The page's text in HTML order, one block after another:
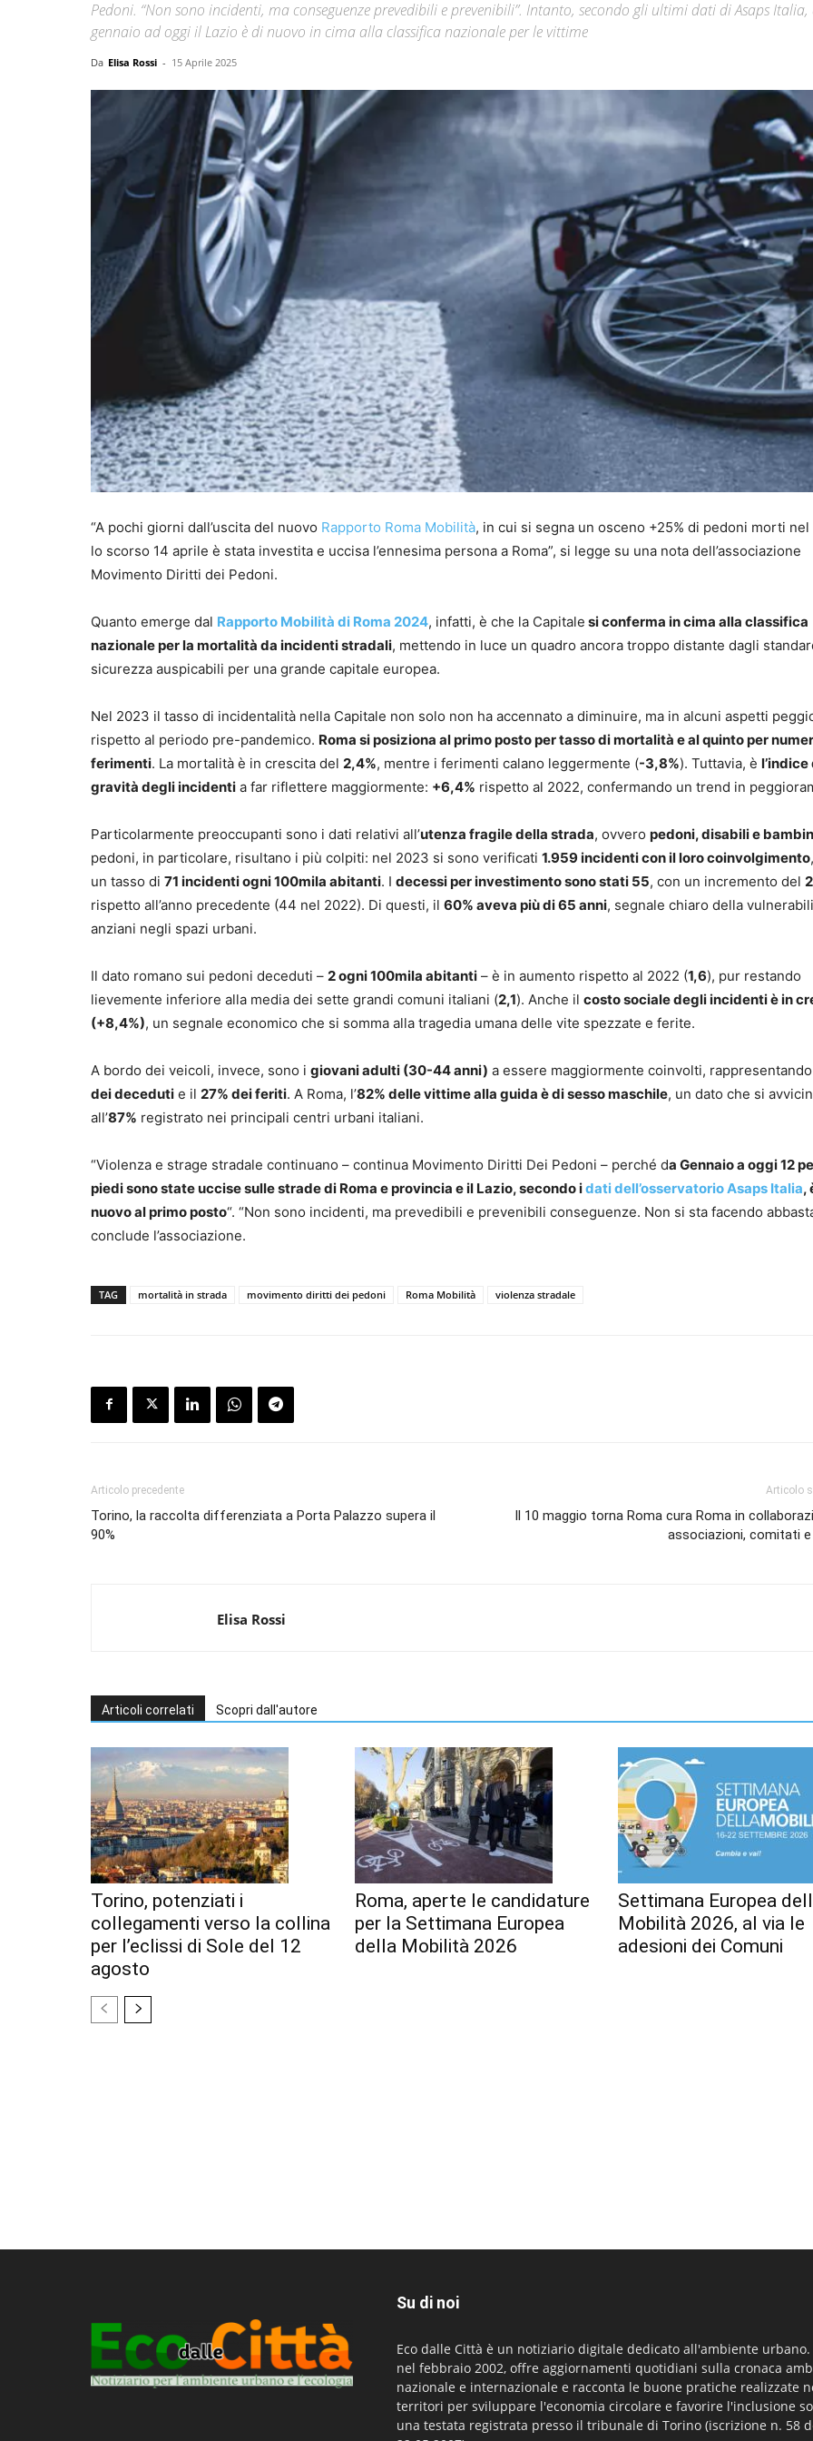
Pedoni. “Non sono incidenti, ma conseguenze prevedibili e prevenibili”. Intanto, secondo gli ultimi dati di Asaps Italia,
gennaio ad oggi il Lazio è di nuovo in cima alla classifica nazionale per le vittime
Da Elisa Rossi - 15 Aprile 2025
“A pochi giorni dall’uscita del nuovo Rapporto Roma Mobilità, in cui si segna un osceno +25% di pedoni morti
lo scorso 14 aprile è stata investita e uccisa l’ennesima persona a Roma”, si legge su una nota dell’associazione
Movimento Diritti dei Pedoni.
Quanto emerge dal Rapporto Mobilità di Roma 2024, infatti, è che la Capitale si conferma in cima alla classifica
nazionale per la mortalità da incidenti stradali, mettendo in luce un quadro ancora troppo distante dagli
sicurezza auspicabili per una grande capitale europea.
Nel 2023 il tasso di incidentalità nella Capitale non solo non ha accennato a diminuire, ma in alcuni aspetti
rispetto al periodo pre-pandemico. Roma si posiziona al primo posto per tasso di mortalità e al quinto per
ferimenti. La mortalità è in crescita del 2,4%, mentre i ferimenti calano leggermente (-3,8%). Tuttavia, è l’indice
gravità degli incidenti a far riflettere maggiormente: +6,4% rispetto al 2022, confermando un trend in
Particolarmente preoccupanti sono i dati relativi all’utenza fragile della strada, ovvero pedoni, disabili e
pedoni, in particolare, risultano i più colpiti: nel 2023 si sono verificati 1.959 incidenti con il loro coinvolgimento
un tasso di 71 incidenti ogni 100mila abitanti. I decessi per investimento sono stati 55, con un incremento del
rispetto all’anno precedente (44 nel 2022). Di questi, il 60% aveva più di 65 anni, segnale chiaro della
anziani negli spazi urbani.
Il dato romano sui pedoni deceduti – 2 ogni 100mila abitanti – è in aumento rispetto al 2022 (1,6), pur restando
lievemente inferiore alla media dei sette grandi comuni italiani (2,1). Anche il costo sociale degli incidenti è in
(+8,4%), un segnale economico che si somma alla tragedia umana delle vite spezzate e ferite.
A bordo dei veicoli, invece, sono i giovani adulti (30-44 anni) a essere maggiormente coinvolti,
dei deceduti e il 27% dei feriti. A Roma, l’82% delle vittime alla guida è di sesso maschile, un dato che si
all’87% registrato nei principali centri urbani italiani.
“Violenza e strage stradale continuano – continua Movimento Diritti Dei Pedoni – perché da Gennaio a oggi 12
piedi sono state uccise sulle strade di Roma e provincia e il Lazio, secondo idati dell’osservatorio Asaps Italia,
nuovo al primo posto“. “Non sono incidenti, ma prevedibili e prevenibili conseguenze. Non si sta facendo
conclude l’associazione.
TAG mortalità in strada movimento diritti dei pedoni Roma Mobilità violenza stradale
Articolo precedente
Torino, la raccolta differenziata a Porta Palazzo supera il
90%
Articolo
Il 10 maggio torna Roma cura Roma in
associazioni, comitati
Elisa Rossi
Articoli correlati Scopri dall'autore
Torino, potenziati i
collegamenti verso la collina
per l’eclissi di Sole del 12
agosto
Roma, aperte le candidature
per la Settimana Europea
della Mobilità 2026
Settimana Europea
Mobilità 2026, al via le
adesioni dei Comuni
Su di noi
Eco dalle Città è un notiziario digitale dedicato all'ambiente
nel febbraio 2002, offre aggiornamenti quotidiani sulla cronaca
nazionale e internazionale e racconta le buone pratiche realizzate
territori per sviluppare l'economia circolare e favorire l'inclusione
una testata registrata presso il tribunale di Torino (iscrizione n. 58